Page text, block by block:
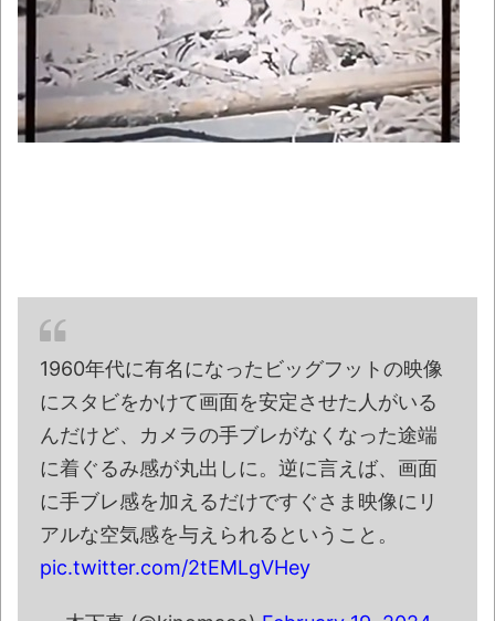
【動画】動物園のゾウを撮影していたら…と
んでもない“ファンサ”を受けたｗｗｗｗNEW!
マジでこれだけは日本製じゃないとダメな
物 、ガチで何がある？NEW!
【最終日】「一勝千金 6」「MAJOR
2nd（32）」「球詠 19」ほか、最新巻も50％
還元！【Amazonマンガ毎週末セール アツいス
ポーツ漫画】
NEW!
【悲報】ショートスリーパー堀大輔さん、
「寝た方がいい」などと誹謗中傷され配信中に
泣き出してしまう
1960年代に有名になったビッグフットの映像
にスタビをかけて画面を安定させた人がいる
んだけど、カメラの手ブレがなくなった途端
に着ぐるみ感が丸出しに。逆に言えば、画面
に手ブレ感を加えるだけですぐさま映像にリ
アルな空気感を与えられるということ。
pic.twitter.com/2tEMLgVHey